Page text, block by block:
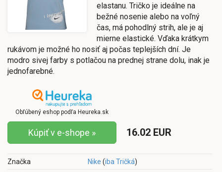
elastanu. Tričko je ideálne na
bežné nosenie alebo na voľný
čas, má pohodlný strih, ale je aj
mierne elastické. Vďaka krátkym
rukávom je možné ho nosiť aj počas teplejších dní. Je
modro sivej farby s potlačou na prednej strane dolu, inak je
jednofarebné.
Obľúbený eshop podľa Heureka.sk
16.02 EUR
Kúpiť v e-shope »
Značka Nike (iba Tričká)